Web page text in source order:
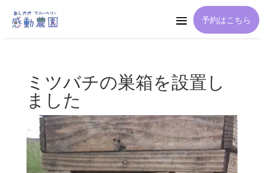
予約はこちら
ミツバチの巣箱を設置し
ました